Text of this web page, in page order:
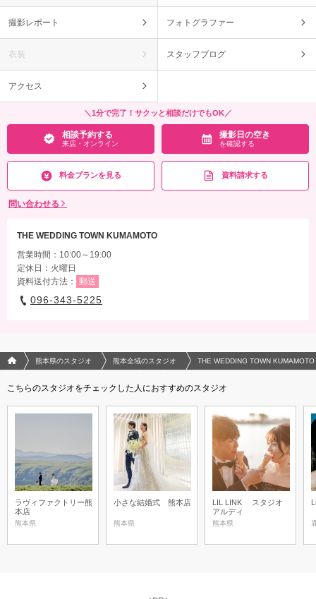
撮影レポート フォトグラファー
衣装 スタッフブログ
アクセス
＼1分で完了！サクッと相談だけでもOK／
相談予約する
来店・オンライン
撮影日の空き
を確認する
料金プランを見る 資料請求する
問い合わせる
THE WEDDING TOWN KUMAMOTO
営業時間：10:00～19:00
定休日：火曜日
資料送付方法：
郵送
096-343-5225
フォトウエディング/結婚写真のPhotorait ホーム
熊本県のスタジオ 熊本全域のスタジオ THE WEDDING TOWN KUMAMOTO
こちらのスタジオをチェックした人におすすめのスタジオ
ラヴィファクトリー熊
本店
熊本県
小さな結婚式 熊本店
熊本県
LIL LINK スタジオ
アルディ
熊本県